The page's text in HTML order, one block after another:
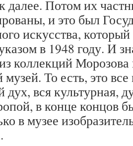
далее. Потом их
и это был
искусства,
в 1948 году. И
коллекций
То есть, это все
дух, вся культурная,
в конце концов
в музее